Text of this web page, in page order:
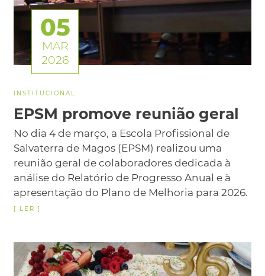
05
MAR
2026
INSTITUCIONAL
EPSM promove reunião geral
No dia 4 de março, a Escola Profissional de
Salvaterra de Magos (EPSM) realizou uma
reunião geral de colaboradores dedicada à
análise do Relatório de Progresso Anual e à
apresentação do Plano de Melhoria para 2026.